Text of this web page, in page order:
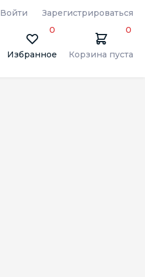
Войти Зарегистрироваться
Избранное
0
Корзина пуста
0